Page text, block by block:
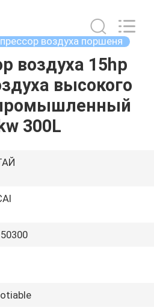
воздуха поршеня
воздуха 15hp
высокого
300L